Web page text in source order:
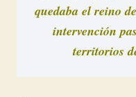
quedaba el reino
intervención
territorios